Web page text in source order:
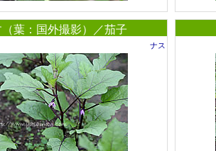
葉：国外撮影）／茄子
ナス